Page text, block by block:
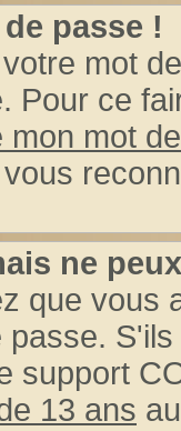
passe !
mot
Pour ce
mon mot
ne
que vous
support
13 ans